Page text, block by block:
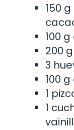
150
100
200
3
100
1
1